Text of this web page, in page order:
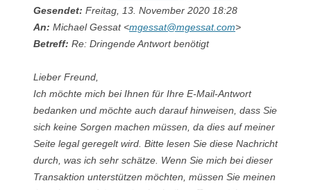
Gesendet: Freitag, 13. November 2020 18:28
An: Michael Gessat <mgessat@mgessat.com>
Betreff: Re: Dringende Antwort benötigt
Lieber Freund,
Ich möchte mich bei Ihnen für Ihre E-Mail-Antwort
bedanken und möchte auch darauf hinweisen, dass Sie
sich keine Sorgen machen müssen, da dies auf meiner
Seite legal geregelt wird. Bitte lesen Sie diese Nachricht
durch, was ich sehr schätze. Wenn Sie mich bei dieser
Transaktion unterstützen möchten, müssen Sie meinen